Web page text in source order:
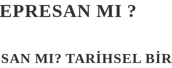
MI ?
MI? TARIHSEL BIR